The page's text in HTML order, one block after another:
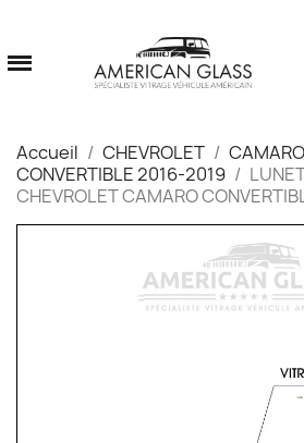
Accueil CHEVROLET CAMARO
CONVERTIBLE 2016-2019
CHEVROLET CAMARO